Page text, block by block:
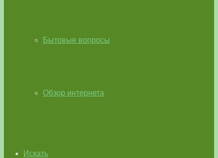
Бытовые вопросы
Обзор интернета
Искать